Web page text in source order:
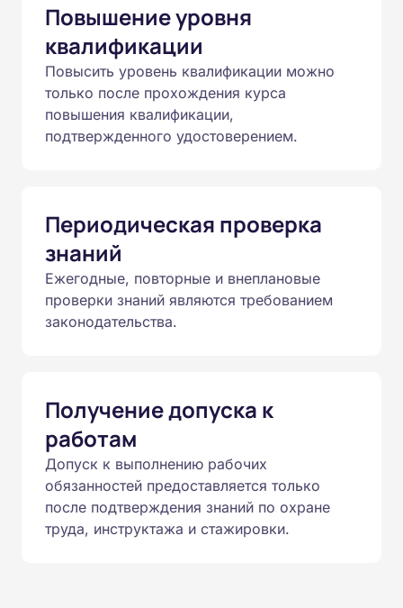
Повышение уровня
квалификации
Повысить уровень квалификации можно
только после прохождения курса
повышения квалификации,
подтвержденного удостоверением.
Периодическая проверка
знаний
Ежегодные, повторные и внеплановые
проверки знаний являются требованием
законодательства.
Получение допуска к
работам
Допуск к выполнению рабочих
обязанностей предоставляется только
после подтверждения знаний по охране
труда, инструктажа и стажировки.